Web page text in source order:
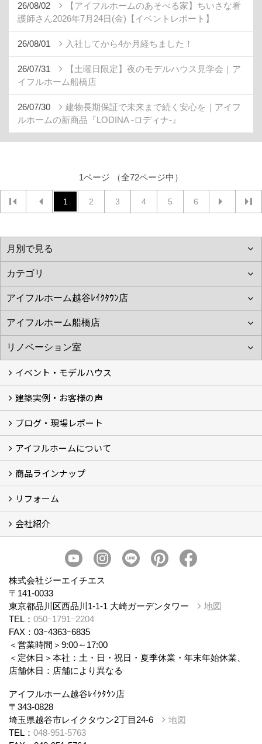
26/08/02
【アイフルホームのあそべる家】ちいさな看
護師さん2026年7月24日(金)【イベントレポート】
26/08/01 入社してから4か月経ちました！
26/07/31
【土曜日限定】夜のモデルハウス見学会｜ア
イフルホーム船橋店
26/07/30
建物長期保証で未来まで続く安心を｜アイフ
ルホームの新商品『LODINA -ロディナ-』
1ページ （全72ページ中）
1 2 3 4 5 6
イベント・モデルハウス
イベント
モデルハウス見学
建築実例・お客様の声
建築実例
お客様の声
ブログ・現場レポート
ブログ
現場レポート
アイフルホームについて
アイフルホームについて (5)
商品ラインナップ
商品ラインナップ
リフォーム
まるごと断熱リフォーム
イベント情報
施工事例
会社紹介
スタッフ紹介
個人情報保護方針
株式会社ジーエイチエス
〒141-0033
東京都品川区西品川1-1-1 大崎ガーデンタワー
地図
TEL： 050ｰ1791ｰ2204
FAX：03ｰ4363ｰ6835
＜営業時間＞9:00～17:00
＜定休日＞本社：土・日・祝日・夏季休業・年末年始休業、
店舗休日：店舗により異なる
アイフルホーム越谷ﾚｲｸﾀｳﾝ店
〒343-0828
埼玉県越谷市レイクタウン2丁目24-6
地図
TEL： 048-951-5763